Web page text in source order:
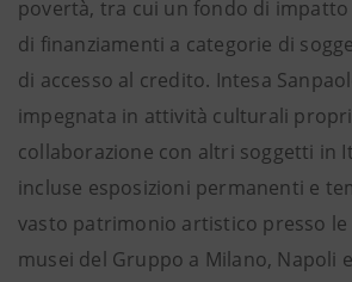
povertà, tra cui un fondo di
di finanziamenti a categorie di
di accesso al credito. Intesa
impegnata in attività culturali
collaborazione con altri soggetti in
incluse esposizioni permanenti e
vasto patrimonio artistico presso le
musei del Gruppo a Milano, Napoli